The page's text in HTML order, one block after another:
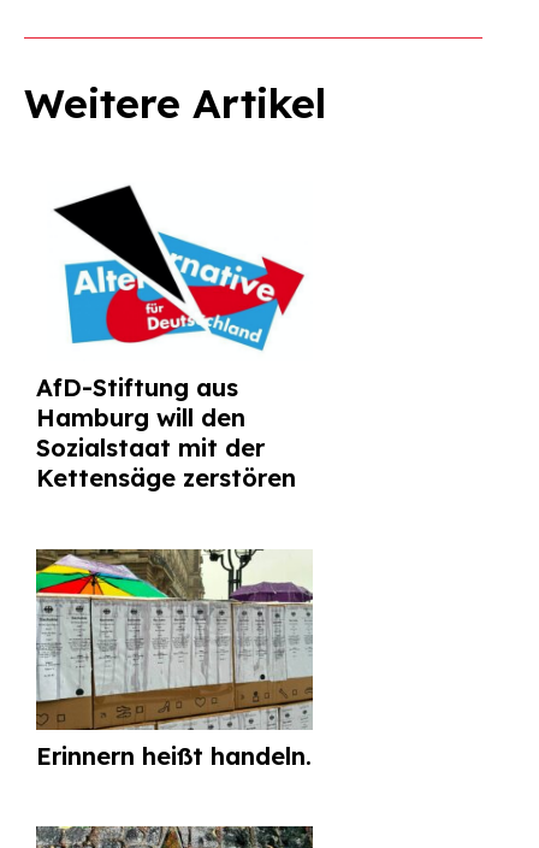
Weitere Artikel
AfD-Stiftung aus
Hamburg will den
Sozialstaat mit der
Kettensäge zerstören
Erinnern heißt handeln.